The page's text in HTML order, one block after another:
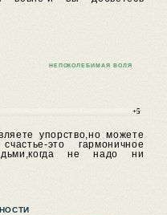
НЕПОКОЛЕБИМАЯ ВОЛЯ
+5
упорство,но можете
это гармоничное
не надо ни